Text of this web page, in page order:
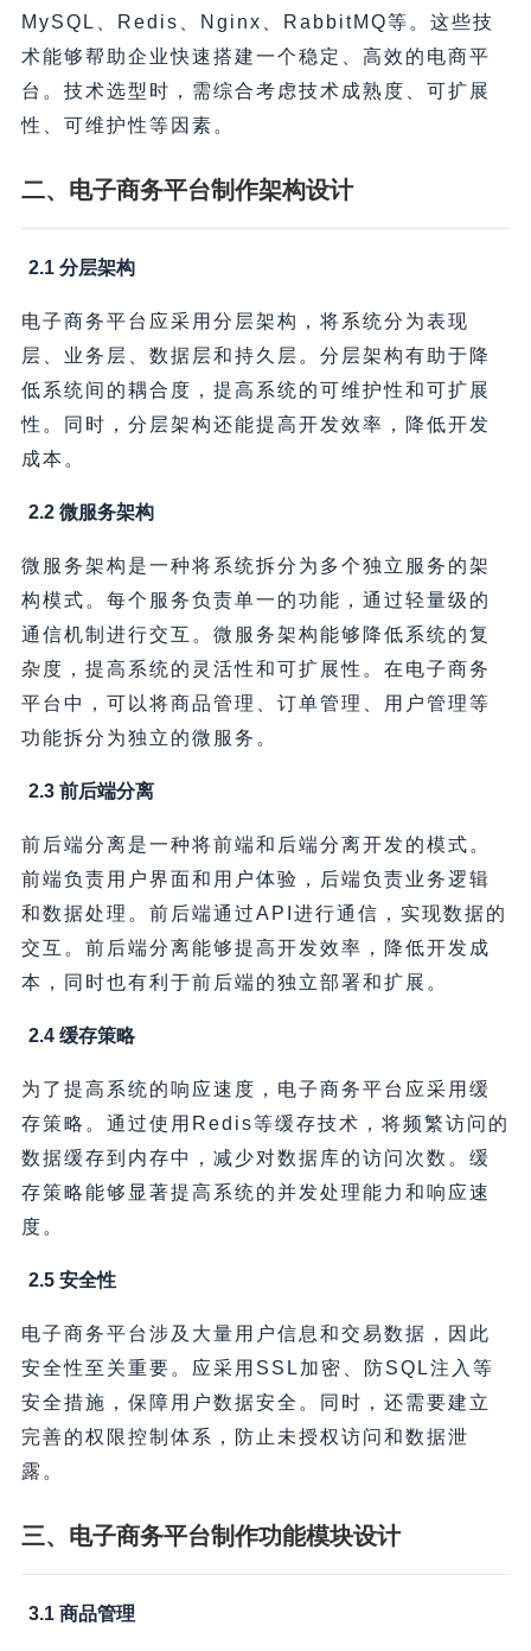
MySQL、Redis、Nginx、RabbitMQ等。这些技
术能够帮助企业快速搭建一个稳定、高效的电商平
台。技术选型时，需综合考虑技术成熟度、可扩展
性、可维护性等因素。
二、电子商务平台制作架构设计
2.1 分层架构
电子商务平台应采用分层架构，将系统分为表现
层、业务层、数据层和持久层。分层架构有助于降
低系统间的耦合度，提高系统的可维护性和可扩展
性。同时，分层架构还能提高开发效率，降低开发
成本。
2.2 微服务架构
微服务架构是一种将系统拆分为多个独立服务的架
构模式。每个服务负责单一的功能，通过轻量级的
通信机制进行交互。微服务架构能够降低系统的复
杂度，提高系统的灵活性和可扩展性。在电子商务
平台中，可以将商品管理、订单管理、用户管理等
功能拆分为独立的微服务。
2.3 前后端分离
前后端分离是一种将前端和后端分离开发的模式。
前端负责用户界面和用户体验，后端负责业务逻辑
和数据处理。前后端通过API进行通信，实现数据的
交互。前后端分离能够提高开发效率，降低开发成
本，同时也有利于前后端的独立部署和扩展。
2.4 缓存策略
为了提高系统的响应速度，电子商务平台应采用缓
存策略。通过使用Redis等缓存技术，将频繁访问的
数据缓存到内存中，减少对数据库的访问次数。缓
存策略能够显著提高系统的并发处理能力和响应速
度。
2.5 安全性
电子商务平台涉及大量用户信息和交易数据，因此
安全性至关重要。应采用SSL加密、防SQL注入等
安全措施，保障用户数据安全。同时，还需要建立
完善的权限控制体系，防止未授权访问和数据泄
露。
三、电子商务平台制作功能模块设计
3.1 商品管理